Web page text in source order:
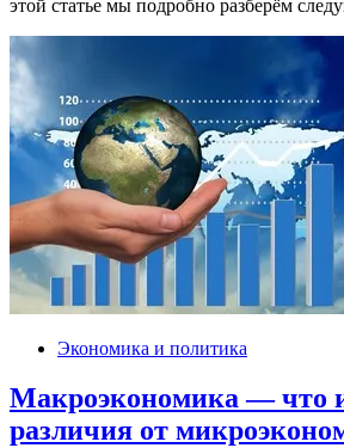
этой статье мы подробно разберём
Экономика и политика
Макроэкономика — что
различия от